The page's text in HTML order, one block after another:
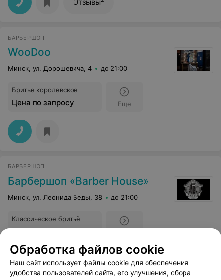
Отзывы
БАРБЕРШОП
WooDoo
Минск, ул. Дорошевича, 4 до 21:00
Бритье королевское
Цена по запросу Еще
БАРБЕРШОП
Барбершоп «Barber House»
Минск, ул. Леонида Беды, 38 до 21:00
Классическое бритьё
Цена по запросу
Все адреса
Обработка файлов cookie
Наш сайт использует файлы cookie для обеспечения
удобства пользователей сайта, его улучшения, сбора